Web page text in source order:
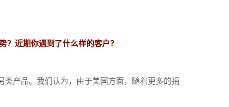
？ 近期你遇到了什么样的客户？
产品。我们认为，由于美国方面，随着更多的捐